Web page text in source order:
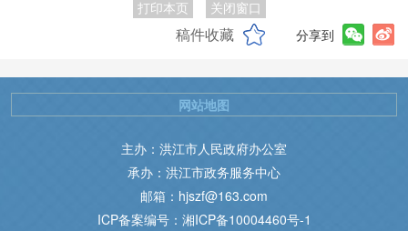
打印本页 关闭窗口
稿件收藏 分享到
主办：洪江市人民政府办公室
承办：洪江市政务服务中心
邮箱：hjszf@163.com
ICP备案编号：湘ICP备10004460号-1
网站地图